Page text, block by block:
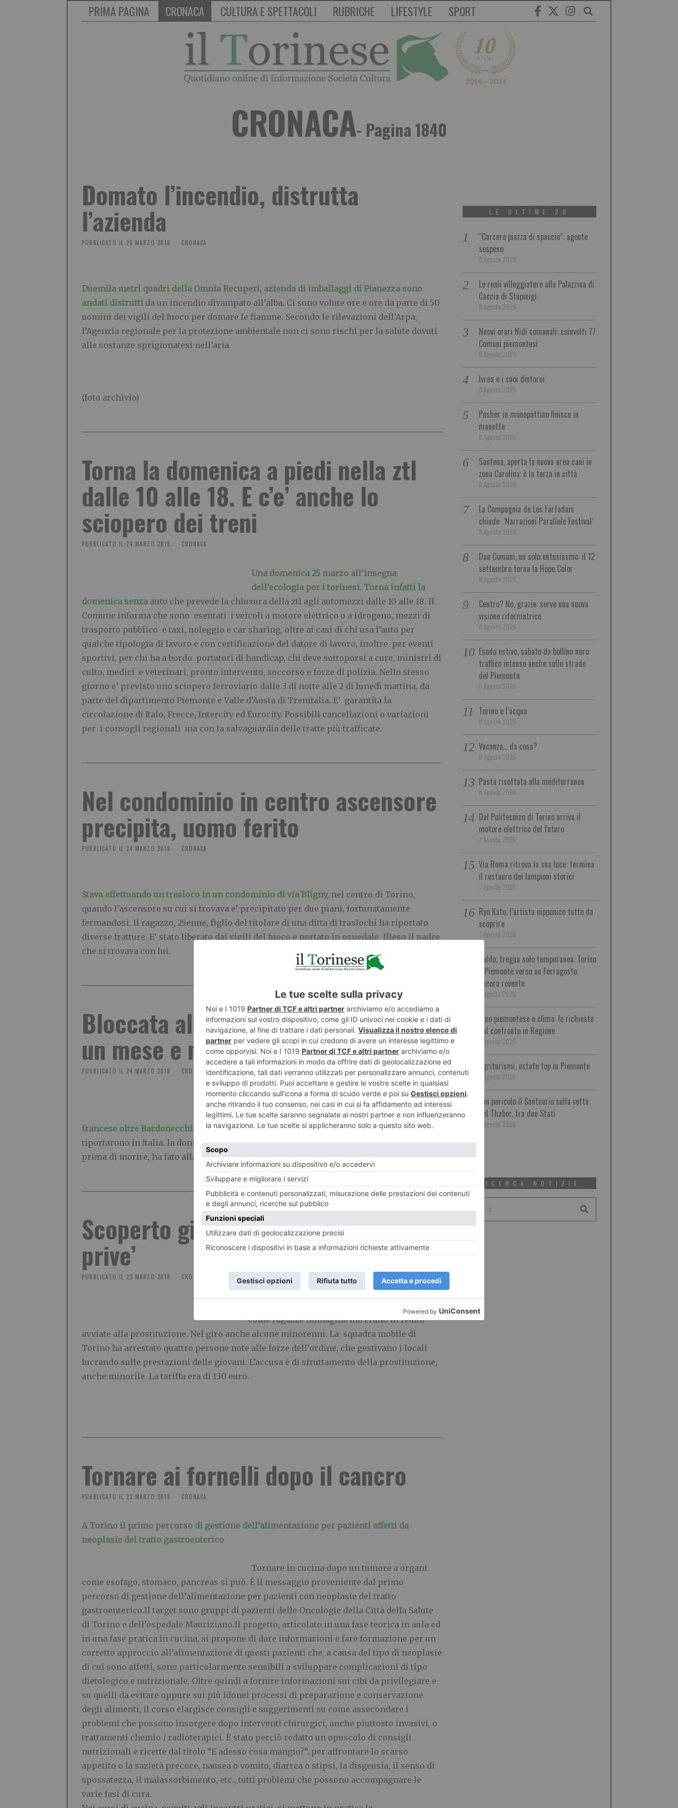
PRIMA PAGINA CRONACA CULTURA E SPETTACOLI RUBRICHE LIFESTYLE SPORT
CRONACA- Pagina 1840
Domato l’incendio, distrutta
l’azienda
PUBBLICATO IL 25 MARZO 2018 CRONACA
Duemila metri quadri della Omnia Recuperi, azienda di imballaggi di Pianezza sono
andati distrutti da un incendio divampato all’alba. Ci sono volute ore e ore da parte di 50
uomini dei vigili del fuoco per domare le fiamme. Secondo le rilevazioni dell’Arpa,
l’Agenzia regionale per la protezione ambientale non ci sono rischi per la salute dovuti
alle sostanze sprigionatesi nell’aria.
(foto archivio)
Torna la domenica a piedi nella ztl
dalle 10 alle 18. E c’e’ anche lo
sciopero dei treni
PUBBLICATO IL 24 MARZO 2018 CRONACA
Una domenica 25 marzo all’insegna
dell’ecologia per i torinesi. Torna infatti la
domenica senza auto che prevede la chiusura della ztl agli automezzi dalle 10 alle 18. Il
Comune informa che sono esentati i veicoli a motore elettrico o a idrogeno, mezzi di
trasporto pubblico e taxi, noleggio e car sharing, oltre ai casi di chi usa l’auto per
qualche tipologia di lavoro e con certificazione del datore di lavoro, inoltre per eventi
sportivi, per chi ha a bordo portatori di handicap, chi deve sottoporsi a cure, ministri di
culto, medici e veterinari, pronto intervento, soccorso e forze di polizia. Nello stesso
giorno e’ previsto uno sciopero ferroviario dalle 3 di notte alle 2 di lunedì mattina, da
parte del dipartimento Piemonte e Valle d’Aosta di Trenitalia. E’ garantita la
circolazione di Italo, Frecce, Intercity ed Eurocity. Possibili cancellazioni o variazioni
per i convogli regionali ma con la salvaguardia delle tratte più trafficate.
Nel condominio in centro ascensore
precipita, uomo ferito
PUBBLICATO IL 24 MARZO 2018 CRONACA
Stava effettuando un trasloco in un condominio di via Bligny, nel centro di Torino,
quando l’ascensore su cui si trovava e’ precipitato per due piani, fortunatamente
fermandosi. Il ragazzo, 25enne, figlio del titolare di una ditta di traslochi ha riportato
diverse fratture. E’ stato liberato dai vigili del fuoco e portato in ospedale. Illeso il padre
che si trovava con lui.
Bloccata al confine partorisce dopo
un mese e muore
PUBBLICATO IL 24 MARZO 2018 CRONACA
Il 9 scorso tento’ , incinta di sette mesi, con il
marito richiedente asilo di passare il confine
francese oltre Bardonecchia
. I due furono bloccati dai gendarmi francesi che li
tiportarono in Italia. la donna, malata di linfoma, e’ stata ricoverata al Sant’Anna. Ieri,
prima di morire, ha fato alla luce un bimbo che si trova in buone condizioni di salute.
Scoperto giro di baby squillo nel
prive’
PUBBLICATO IL 23 MARZO 2018 CRONACA
come ragazze immaginema erano in realtà
avviate alla prostituzione. Nel giro anche alcune minorenni. La squadra mobile di
Torino ha arrestato quattro persone note alle forze dell’ordine, che gestivano i locali
lucrando sulle prestazioni delle giovani. L’accusa è di sfruttamento della prostituzione,
anche minorile. La tariffa era di 130 euro.
Tornare ai fornelli dopo il cancro
PUBBLICATO IL 23 MARZO 2018 CRONACA
A Torino il primo percorso di gestione dell’alimentazione per pazienti affetti da
neoplasie del tratto gastroenterico
Tornare in cucina dopo un tumore a organi
come esofago, stomaco, pancreas si può. È il messaggio proveniente dal primo
percorso di gestione dell’alimentazione per pazienti con neoplasie del tratto
gastroenterico.Il target sono gruppi di pazienti delle Oncologie della Città della Salute
di Torino e dell’ospedale Mauriziano.Il progetto, articolato in una fase teorica in aula ed
in una fase pratica in cucina, si propone di dare informazioni e fare formazione per un
corretto approccio all’alimentazione di questi pazienti che, a causa del tipo di neoplasie
di cui sono affetti, sono particolarmente sensibili a sviluppare complicazioni di tipo
dietologico e nutrizionale. Oltre quindi a fornire informazioni sui cibi da privilegiare e
su quelli da evitare oppure sui più idonei processi di preparazione e conservazione
degli alimenti, il corso elargisce consigli e suggerimenti su come assecondare i
problemi che possono insorgere dopo interventi chirurgici, anche piuttosto invasivi, o
trattamenti chemio / radioterapici. È stato perciò redatto un opuscolo di consigli
nutrizionali e ricette dal titolo “E adesso cosa mangio?”, per affrontare lo scarso
appetito o la sazietà precoce, nausea o vomito, diarrea o stipsi, la disgeusia, il senso di
spossatezza, il malassorbimento, etc., tutti problemi che possono accompagnare le
varie fasi di cura.
LE ULTIME 20
“Carcere piazza di spaccio”: agente
sospeso
8 Agosto 2026
Le reali villeggiature alla Palazzina di
Caccia di Stupinigi
8 Agosto 2026
Nuovi orari Nidi comunali: coinvolti 77
Comuni piemontesi
8 Agosto 2026
Ivrea e i suoi dintorni
8 Agosto 2026
Pusher in monopattino finisce in
manette
8 Agosto 2026
Santena, aperta la nuova area cani in
zona Carolina: è la terza in città
8 Agosto 2026
La Compagnia de Les Farfadais
chiude ‘Narrazioni Parallele Festival’
8 Agosto 2026
Due Comuni, un solo entusiasmo: il 12
settembre torna la Hope Color
8 Agosto 2026
Centro? No, grazie: serve una nuova
visione riformatrice
8 Agosto 2026
Esodo estivo, sabato da bollino nero:
traffico intenso anche sulle strade
del Piemonte
8 Agosto 2026
Torino e l’acqua
8 Agosto 2026
Vacanza… da cosa?
8 Agosto 2026
Pasta risottata alla mediterranea
8 Agosto 2026
Dal Politecnico di Torino arriva il
motore elettrico del futuro
7 Agosto 2026
Via Roma ritrova la sua luce: termina
il restauro dei lampioni storici
7 Agosto 2026
Ryo Kato, l’artista nipponico tutto da
scoprire
7 Agosto 2026
Caldo, tregua solo temporanea: Torino
e Piemonte verso un Ferragosto
ancora rovente
7 Agosto 2026
Vino piemontese e clima: le richieste
dal confronto in Regione
7 Agosto 2026
Agriturismi, estate top in Piemonte
7 Agosto 2026
È in pericolo il Santuario sulla vetta
del Thabor, tra due Stati
7 Agosto 2026
RICERCA NOTIZIE